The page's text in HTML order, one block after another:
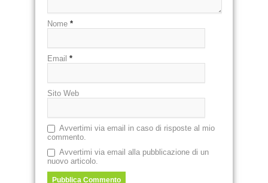
Nome *
Email *
Sito Web
Avvertimi via email in caso di risposte al mio
commento.
Avvertimi via email alla pubblicazione di un
nuovo articolo.